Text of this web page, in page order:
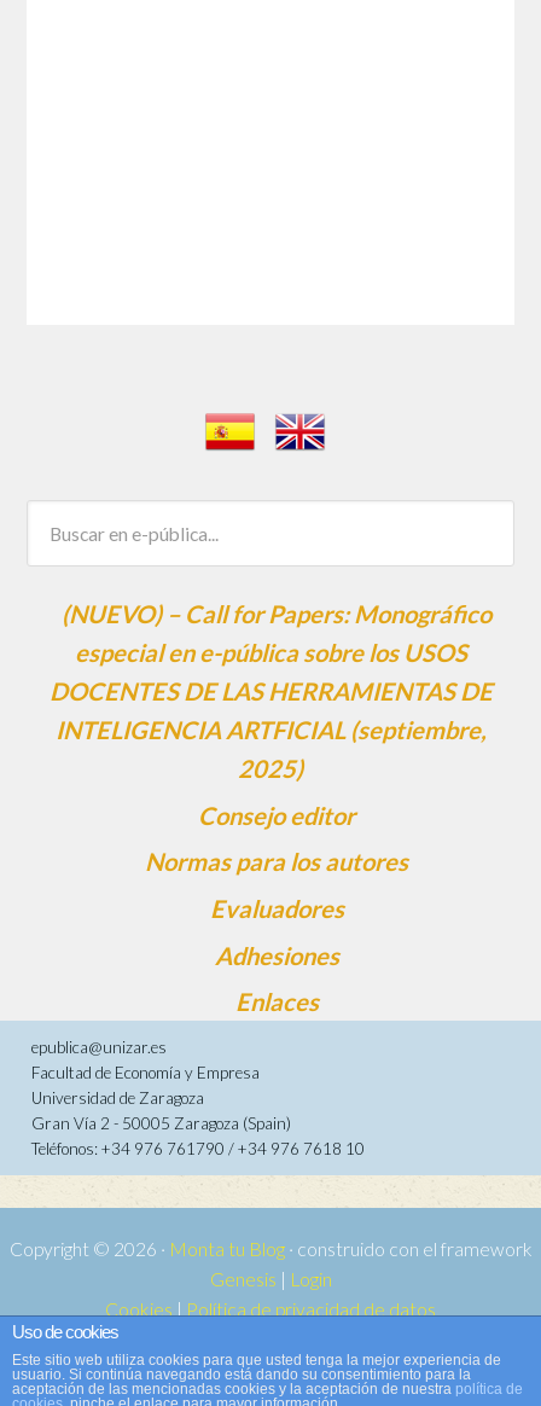
(NUEVO) – Call for Papers: Monográfico
especial en e-pública sobre los USOS
DOCENTES DE LAS HERRAMIENTAS DE
INTELIGENCIA ARTFICIAL (septiembre,
2025)
Consejo editor
Normas para los autores
Evaluadores
Adhesiones
Enlaces
epublica@unizar.es
Facultad de Economía y Empresa
Universidad de Zaragoza
Gran Vía 2 - 50005 Zaragoza (Spain)
Teléfonos: +34 976 761790 / +34 976 7618 10
Copyright © 2026 · Monta tu Blog· construido con el framework
Genesis | Login
Cookies | Política de privacidad de datos
Copyright © 2026 ·
WordPress·Acceder
Uso de cookies
Este sitio web utiliza cookies para que usted tenga la mejor experiencia de
usuario. Si continúa navegando está dando su consentimiento para la
aceptación de las mencionadas cookies y la aceptación de nuestra política de